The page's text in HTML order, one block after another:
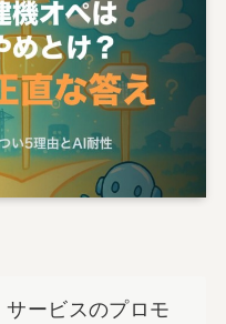
サービスのプロモ